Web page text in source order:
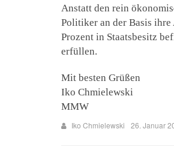
Anstatt den rein
Politiker an der Basis ihre
Prozent in Staatsbesitz
erfüllen.
Mit besten Grüßen
Iko Chmielewski
MMW
Iko Chmielewski 26. Januar